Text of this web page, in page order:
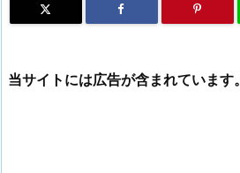
当サイトには広告が含まれています。